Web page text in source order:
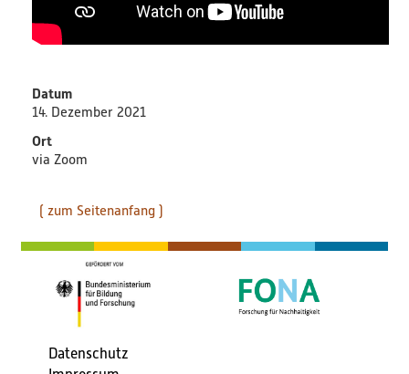
Datum
14. Dezember 2021
Ort
via Zoom
( zum Seitenanfang )
Fußbereichsmenü
Datenschutz